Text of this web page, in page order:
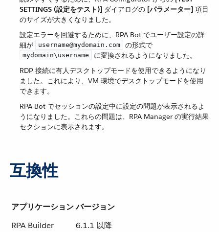
SETTINGS (設定をテスト)] ​ ダイアログの ​ [パラメーター] ​ 項目
のサイズが大きくなりました。
設定エラーを回避するために、RPA Bot でユーザー設定の詳
細が ​
username@mydomain.com ​ の形式で ​
mydomain\username
​ に変換されるようになりました。
RDP 接続に有人デスクトップモードを使用できるようになり
ました。これにより、VM 環境でデスクトップモードを使用
できます。
RPA Bot でセッションの設定中に設定の問題が表示されるよ
うになりました。これらの問題は、RPA Manager の実行結果
セクションに表示されます。
互換性
アプリケーションバージョン
RPA Builder
6.1.1 以降